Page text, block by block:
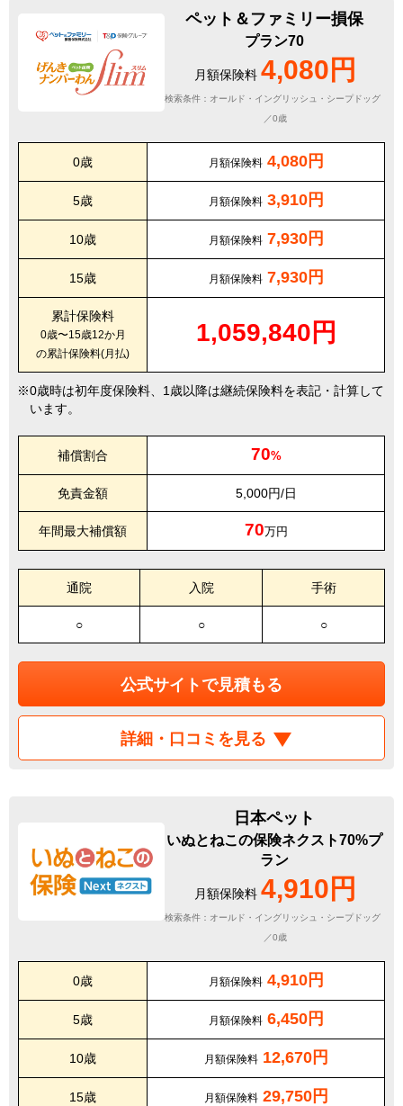
ペット＆ファミリー損保
プラン70
月額保険料 4,080円
検索条件：オールド・イングリッシュ・シープドッグ
／0歳
0歳 月額保険料 4,080円
5歳 月額保険料 3,910円
10歳 月額保険料 7,930円
15歳 月額保険料 7,930円
累計保険料
0歳〜15歳12か月
の累計保険料(月払)
1,059,840円
0歳時は初年度保険料、1歳以降は継続保険料を表記・計算して
います。
補償割合 70%
免責金額 5,000円/日
年間最大補償額 70万円
通院 入院 手術
○ ○ ○
公式サイトで見積もる
詳細・口コミを見る
日本ペット
いぬとねこの保険ネクスト70%プ
ラン
月額保険料 4,910円
検索条件：オールド・イングリッシュ・シープドッグ
／0歳
0歳 月額保険料 4,910円
5歳 月額保険料 6,450円
10歳 月額保険料 12,670円
15歳 月額保険料 29,750円